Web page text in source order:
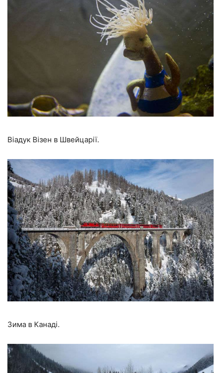
Віадук Візен в Швейцарії.
Зима в Канаді.